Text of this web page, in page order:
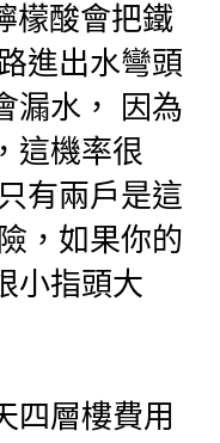
檬酸會把鐵
進出水彎頭
漏水， 因為
這機率很
有兩戶是這
，如果你的
小指頭大
四層樓費用